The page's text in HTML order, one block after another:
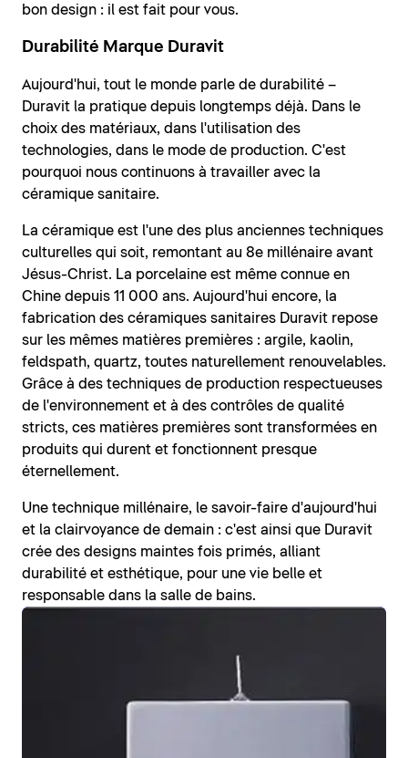
bon design : il est fait pour vous.
Durabilité Marque Duravit
Aujourd'hui, tout le monde parle de durabilité –
Duravit la pratique depuis longtemps déjà. Dans le
choix des matériaux, dans l'utilisation des
technologies, dans le mode de production. C'est
pourquoi nous continuons à travailler avec la
céramique sanitaire.
La céramique est l'une des plus anciennes techniques
culturelles qui soit, remontant au 8e millénaire avant
Jésus-Christ. La porcelaine est même connue en
Chine depuis 11 000 ans. Aujourd'hui encore, la
fabrication des céramiques sanitaires Duravit repose
sur les mêmes matières premières : argile, kaolin,
feldspath, quartz, toutes naturellement renouvelables.
Grâce à des techniques de production respectueuses
de l'environnement et à des contrôles de qualité
stricts, ces matières premières sont transformées en
produits qui durent et fonctionnent presque
éternellement.
Une technique millénaire, le savoir-faire d'aujourd'hui
et la clairvoyance de demain : c'est ainsi que Duravit
crée des designs maintes fois primés, alliant
durabilité et esthétique, pour une vie belle et
responsable dans la salle de bains.